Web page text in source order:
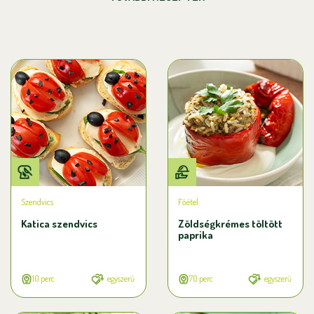
Szendvics
Katica szendvics
10 perc egyszerű
Főétel
Zöldségkrémes töltött
paprika
70 perc egyszerű